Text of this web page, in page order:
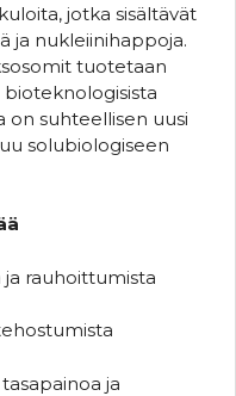
jotka sisältävät
ja nukleiinihappoja.
tuotetaan
on suhteellisen uusi
solubiologiseen
rauhoittumista
ja